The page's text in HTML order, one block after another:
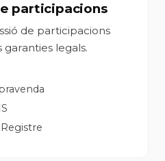
participacions
de participacions
legals.